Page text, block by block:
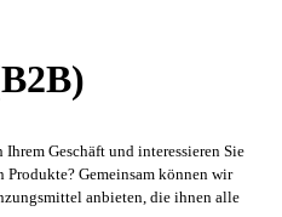
Geschäft und interessieren Sie
Gemeinsam können wir
anbieten, die ihnen alle